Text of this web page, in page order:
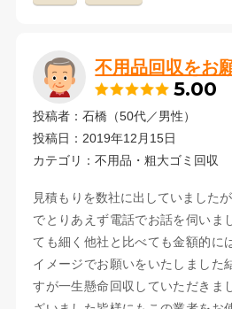
不用品回収をお
5.00
投稿者：石橋（50代／男性）
投稿日：2019年12月15日
カテゴリ：不用品・粗大ゴミ回収
見積もりを数社に出していました
でとりあえず電話でお話を伺いま
ても細く他社と比べても金額的に
イメージでお願いをいたしました
すが一生懸命回収していただきま